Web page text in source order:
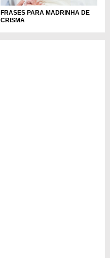
FRASES PARA MADRINHA DE
CRISMA